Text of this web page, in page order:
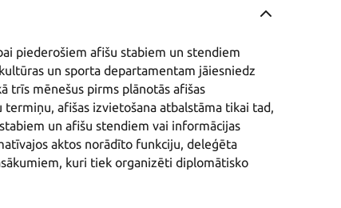
piederošiem afišu stabiem un stendiem
un sporta departamentam jāiesniedz
trīs mēnešus pirms plānotās afišas
afišas izvietošana atbalstāma tikai tad,
un afišu stendiem vai informācijas
aktos norādīto funkciju, deleģēta
kuri tiek organizēti diplomātisko